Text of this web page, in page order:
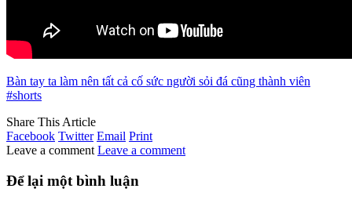
Bàn tay ta làm nên tất cả cố sức người sỏi đá cũng thành viên
#shorts
Share This Article
Facebook Twitter Email Print
Leave a comment Leave a comment
Để lại một bình luận